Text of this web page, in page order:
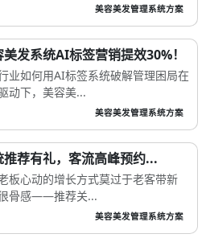
美容美发管理系统方案
发系统AI标签营销提效30%！
业如何用AI标签系统破解管理困局在
动下，美容美...
美容美发管理系统方案
荐有礼，客流高峰预约...
板心动的增长方式莫过于老客带新
骨感——推荐关...
美容美发管理系统方案